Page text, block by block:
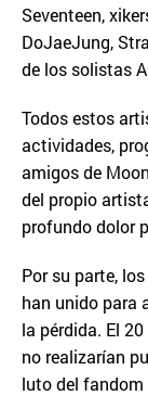
Seventeen,
DoJaeJung,
de los solistas
Todos estos
actividades,
amigos de
del propio
profundo dolor
Por su parte,
han unido para
la pérdida. El
no realizarían
luto del fandom